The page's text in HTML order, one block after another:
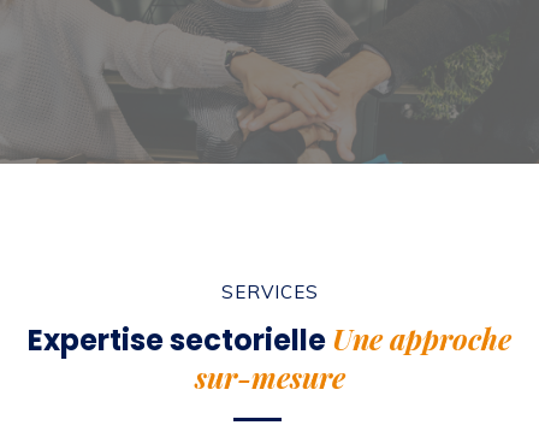
SERVICES
Expertise sectorielleUne approche
sur-mesure